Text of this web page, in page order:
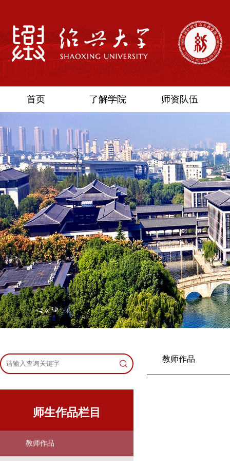
首页 了解学院 师资队伍
师生作品栏目
教师作品
教师作品